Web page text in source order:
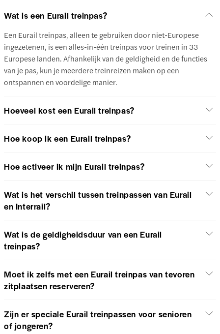
Wat is een Eurail treinpas?
Een Eurail treinpas, alleen te gebruiken door niet-Europese
ingezetenen, is een alles-in-één treinpas voor treinen in 33
Europese landen. Afhankelijk van de geldigheid en de functies
van je pas, kun je meerdere treinreizen maken op een
ontspannen en voordelige manier.
Hoeveel kost een Eurail treinpas?
Hoe koop ik een Eurail treinpas?
Hoe activeer ik mijn Eurail treinpas?
Wat is het verschil tussen treinpassen van Eurail
en Interrail?
Wat is de geldigheidsduur van een Eurail
treinpas?
Moet ik zelfs met een Eurail treinpas van tevoren
zitplaatsen reserveren?
Zijn er speciale Eurail treinpassen voor senioren
of jongeren?